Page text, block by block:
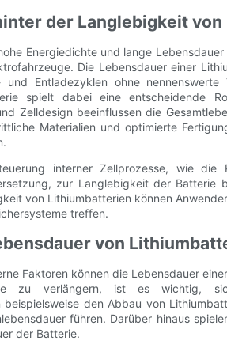
der Langlebigkeit
Energiedichte und lange
Die Lebensdauer einer
Entladezyklen ohne
spielt dabei eine entscheidende
Zelldesign beeinflussen die
Materialien und optimierte
interner Zellprozesse, wie die
zur Langlebigkeit der Batterie
von Lithiumbatterien können
treffen.
von
Faktoren können die Lebensdauer
zu verlängern, ist es wichtig,
den Abbau von
führen. Darüber hinaus
der Batterie.